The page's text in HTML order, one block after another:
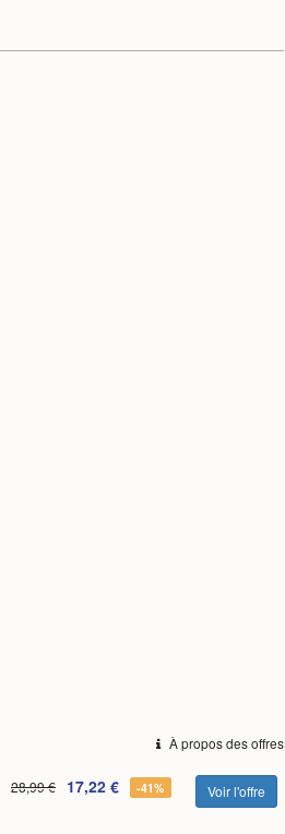
À propos des offres
28,99 € 17,22 € -41% Voir l'offre